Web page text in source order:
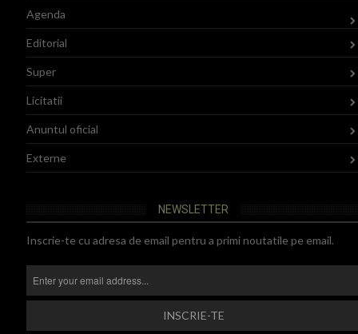
Agenda
Editorial
Super
Licitatii
Anuntul oficial
Externe
NEWSLETTER
Inscrie-te cu adresa de email pentru a primi noutatile pe email.